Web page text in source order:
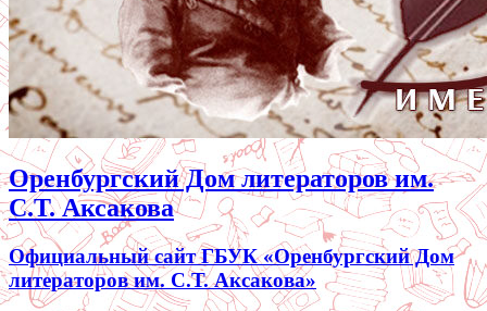
Оренбургский Дом литераторов им.
С.Т. Аксакова
Официальный сайт ГБУК «Оренбургский Дом
литераторов им. С.Т. Аксакова»